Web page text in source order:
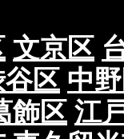
文京区
区 中
飾区 江